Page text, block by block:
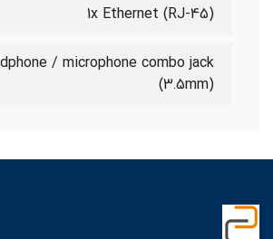
1x Ethernet (RJ-45)
/ microphone combo jack
(3.5mm)